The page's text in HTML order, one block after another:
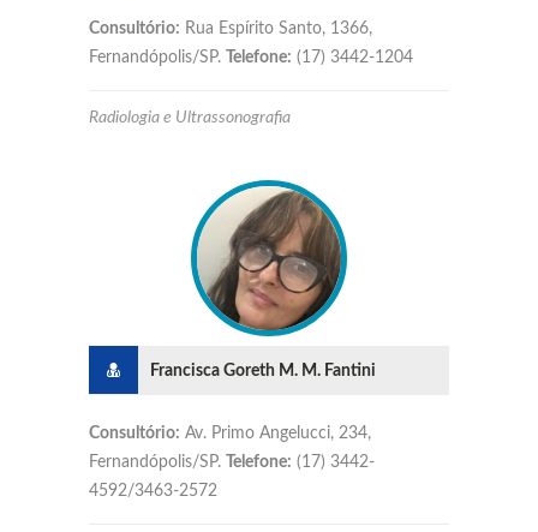
Consultório: Rua Espírito Santo, 1366,
Fernandópolis/SP.
Telefone: (17) 3442-1204
Radiologia e Ultrassonografia
Francisca Goreth M. M. Fantini
Consultório: Av. Primo Angelucci, 234,
Fernandópolis/SP.
Telefone: (17) 3442-
4592/3463-2572